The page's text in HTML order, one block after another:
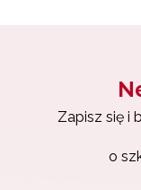
Zapisz się i
o